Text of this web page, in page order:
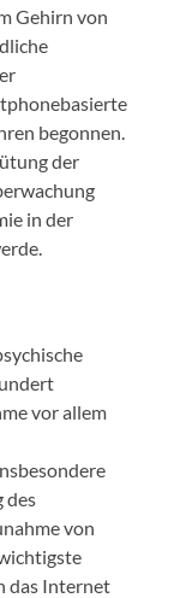
Gehirn von
begonnen.
der
in der
vor allem
des
von
das Internet